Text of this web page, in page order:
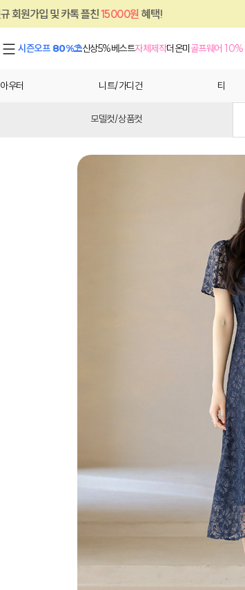
플친15000원 혜택! 신
시즌오프 80%⛱신상5%베스트자체제작더온미골프웨어 10%
아우터 니트/가디건 티
모델컷/상품컷